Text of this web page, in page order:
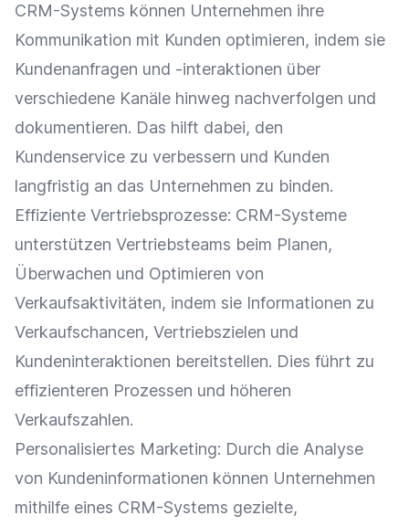
CRM-Systems können Unternehmen ihre
Kommunikation mit Kunden optimieren, indem sie
Kundenanfragen und -interaktionen über
verschiedene Kanäle hinweg nachverfolgen und
dokumentieren. Das hilft dabei, den
Kundenservice zu verbessern und Kunden
langfristig an das Unternehmen zu binden.
Effiziente Vertriebsprozesse: CRM-Systeme
unterstützen Vertriebsteams beim Planen,
Überwachen und Optimieren von
Verkaufsaktivitäten, indem sie Informationen zu
Verkaufschancen, Vertriebszielen und
Kundeninteraktionen bereitstellen. Dies führt zu
effizienteren Prozessen und höheren
Verkaufszahlen.
Personalisiertes Marketing: Durch die Analyse
von Kundeninformationen können Unternehmen
mithilfe eines CRM-Systems gezielte,